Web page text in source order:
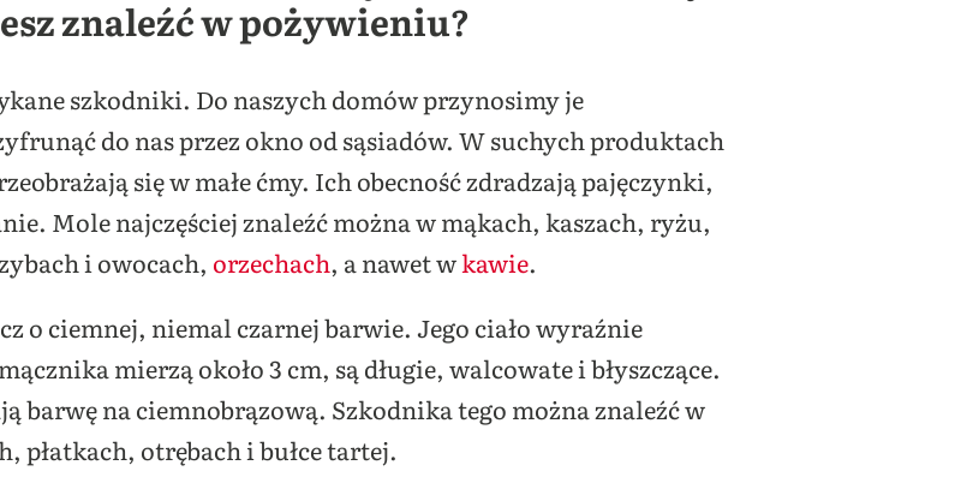
znaleźć w pożywieniu?
szkodniki. Do naszych domów przynosimy je
do nas przez okno od sąsiadów. W suchych produktach
się w małe ćmy. Ich obecność zdradzają pajęczynki,
Mole najczęściej znaleźć można w mąkach, kaszach, ryżu,
i owocach, orzechach, a nawet wkawie.
o ciemnej, niemal czarnej barwie. Jego ciało wyraźnie
mierzą około 3 cm, są długie, walcowate i błyszczące.
barwę na ciemnobrązową. Szkodnika tego można znaleźć w
płatkach, otrębach i bułce tartej.